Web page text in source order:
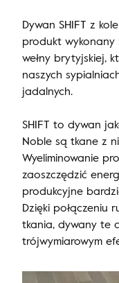
Dywan SHIFT z
produkt wykonany
wełny brytyjskiej,
naszych
jadalnych.
SHIFT to dywan
Noble są tkane z
Wyeliminowanie
zaoszczędzić
produkcyjne
Dzięki połączeniu
tkania, dywany te
trójwymiarowym